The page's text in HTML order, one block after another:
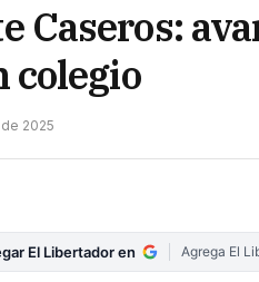
Caseros:
colegio
2025
El Libertador en Agrega El